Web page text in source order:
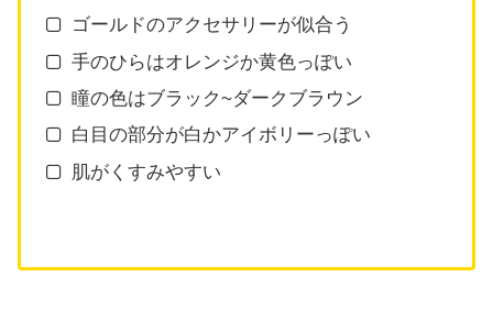
ゴールドのアクセサリーが似合う
手のひらはオレンジか黄色っぽい
瞳の色はブラック~ダークブラウン
白目の部分が白かアイボリーっぽい
肌がくすみやすい